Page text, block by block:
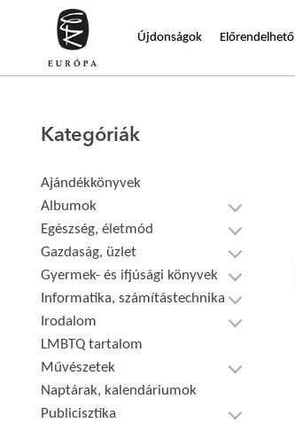
Újdonságok Előrendelhető
Kategóriák
Ajándékkönyvek
Albumok
Egészség, életmód
Gazdaság, üzlet
Gyermek- és ifjúsági könyvek
Informatika, számítástechnika
Irodalom
LMBTQ tartalom
Művészetek
Naptárak, kalendáriumok
Publicisztika